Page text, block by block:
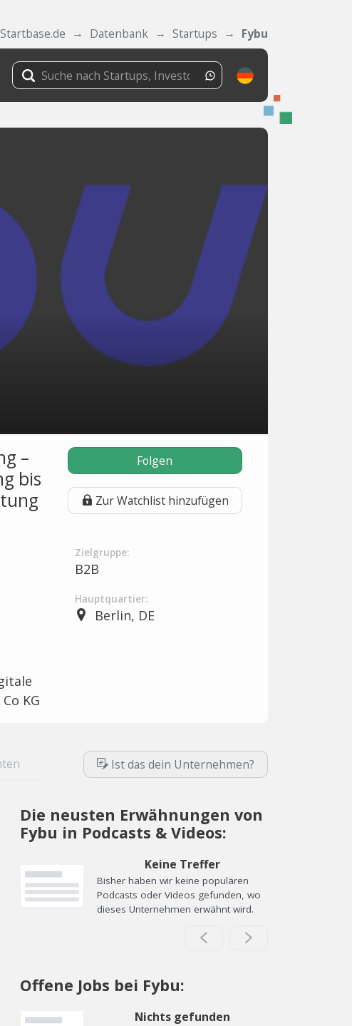
Startbase.de Datenbank Startups Fybu
–
bis
Folgen
Zur Watchlist hinzufügen
Zielgruppe:
B2B
Hauptquartier:
Berlin, DE
KG
Ist das dein Unternehmen?
Die neusten Erwähnungen von
Fybu in Podcasts & Videos:
Keine Treffer
Bisher haben wir keine populären
Podcasts oder Videos gefunden, wo
dieses Unternehmen erwähnt wird.
Offene Jobs bei Fybu:
Nichts gefunden